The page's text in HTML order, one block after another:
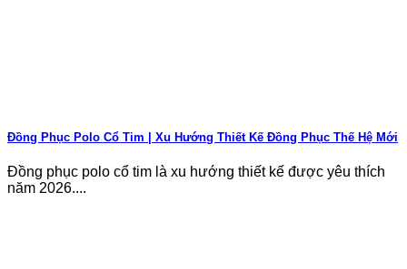
Đồng Phục Polo Cổ Tim | Xu Hướng Thiết Kế Đồng Phục Thế Hệ Mới
Đồng phục polo cổ tim là xu hướng thiết kế được yêu thích
năm 2026....